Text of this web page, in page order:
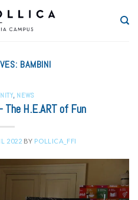
BAMBINI
, NEWS
The H.E.ART of Fun
2022 BY POLLICA_FFI